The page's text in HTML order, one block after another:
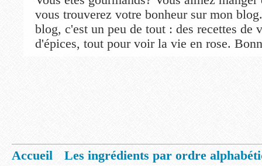
vous trouverez votre bonheur sur mon
blog, c'est un peu de tout : des recettes de
d'épices, tout pour voir la vie en rose.
Accueil
Les ingrédients par ordre